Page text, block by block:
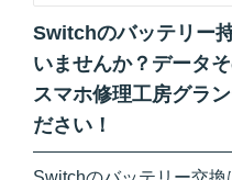
Switchのバッテリー
いませんか？データ
スマホ修理工房グラ
ださい！